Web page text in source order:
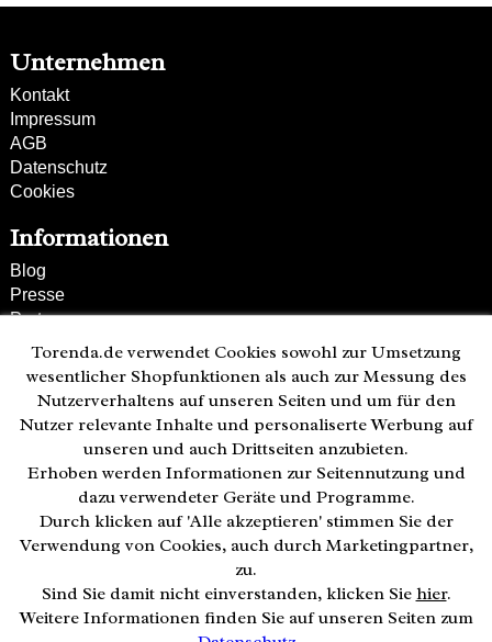
Unternehmen
Kontakt
Impressum
AGB
Datenschutz
Cookies
Informationen
Blog
Presse
Partner
Versand und Zahlung
Bestellung wiederrufen
Kunden-Hotline
(040) 244 249-49
Mo - Fr 08:00 - 18:00
• geöffnet
Zahlweisen:
Torenda.de verwendet Cookies sowohl zur Umsetzung
wesentlicher Shopfunktionen als auch zur Messung des
Nutzerverhaltens auf unseren Seiten und um für den
Nutzer relevante Inhalte und personaliserte Werbung auf
unseren und auch Drittseiten anzubieten.
Erhoben werden Informationen zur Seitennutzung und
dazu verwendeter Geräte und Programme.
Durch klicken auf 'Alle akzeptieren' stimmen Sie der
Verwendung von Cookies, auch durch Marketingpartner,
zu.
Sind Sie damit nicht einverstanden, klicken Sie hier.
Weitere Informationen finden Sie auf unseren Seiten zum